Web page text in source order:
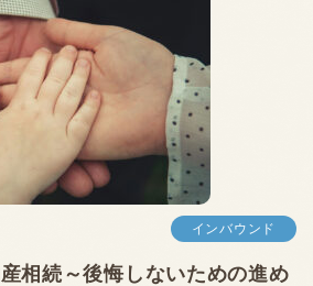
インバウンド
相続～後悔しないための進め